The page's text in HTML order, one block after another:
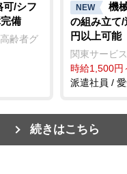
可/シフ
備
齢者グ
NEW
機
の組み立て
円以上可能
関東サービ
時給1,500円
派遣社員 /
続きはこちら